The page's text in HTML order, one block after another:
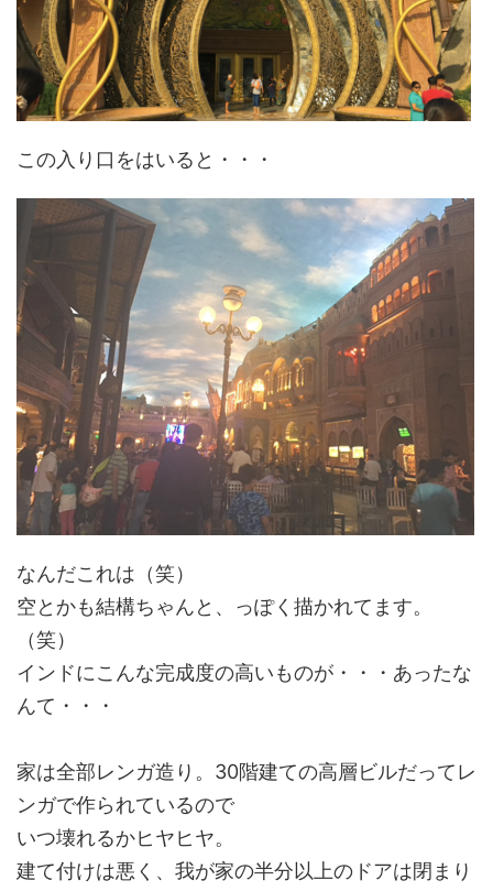
この入り口をはいると・・・
なんだこれは（笑）
空とかも結構ちゃんと、っぽく描かれてます。
（笑）
インドにこんな完成度の高いものが・・・あったな
んて・・・
家は全部レンガ造り。30階建ての高層ビルだってレ
ンガで作られているので
いつ壊れるかヒヤヒヤ。
建て付けは悪く、我が家の半分以上のドアは閉まり